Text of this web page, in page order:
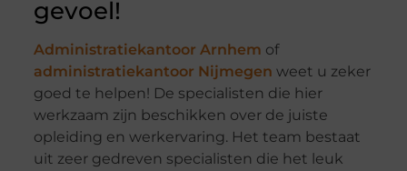
gevoel!
Administratiekantoor Arnhem of
administratiekantoor Nijmegen weet u zeker
goed te helpen! De specialisten die hier
werkzaam zijn beschikken over de juiste
opleiding en werkervaring. Het team bestaat
uit zeer gedreven specialisten die het leuk